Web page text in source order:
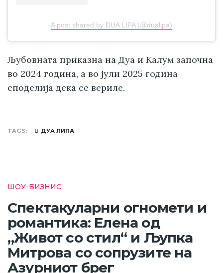
A post shared by DUA LIPA (@dualipa)
Љубовната приказна на Дуа и Калум започна
во 2024 година, а во јули 2025 година
споделија дека се вериле.
TAGS ДУА ЛИПА
ШОУ-БИЗНИС
Спектакуларни огномети и
романтика: Елена од
„Живот со стил“ и Љупка
Митрова со сопрузите на
Азурниот брег